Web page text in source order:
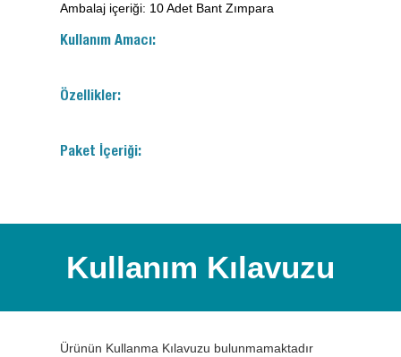
Ambalaj içeriği: 10 Adet Bant Zımpara
Kullanım Amacı:
Özellikler:
Paket İçeriği:
Kullanım Kılavuzu
Ürünün Kullanma Kılavuzu bulunmamaktadır